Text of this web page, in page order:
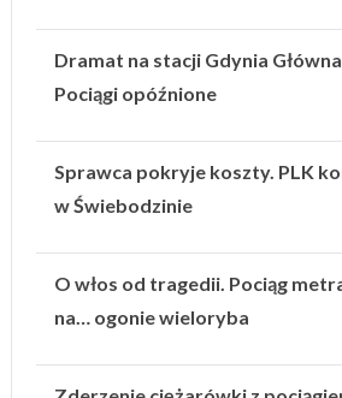
Dramat na stacji Gdynia
Pociągi opóźnione
Sprawca pokryje koszty. PLK
w Świebodzinie
O włos od tragedii. Pociąg
na… ogonie wieloryba